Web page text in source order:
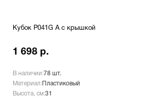
Кубок P041G A с крышкой
1 698 р.
В наличии:78 шт.
Материал: Пластиковый
Высота, см:31